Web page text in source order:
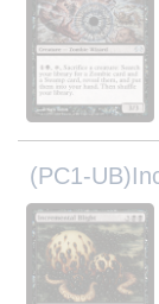
(PC1-